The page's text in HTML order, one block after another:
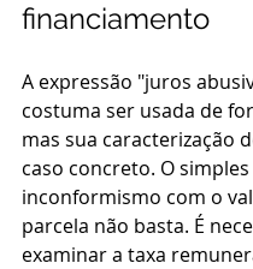
financiamento
A expressão "juros
costuma ser usada de
mas sua caracterização
caso concreto. O simples
inconformismo com o
parcela não basta. É
examinar a taxa